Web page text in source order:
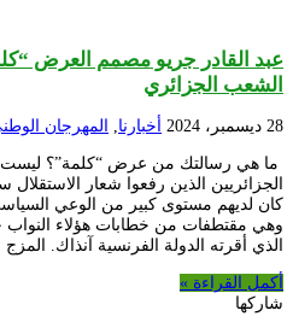
عبد القادر جريو مصمم العرض
الشعب الجزائري
28 ديسمبر، 2024 أخبارنا المهرجان
ما هي رسالتك من عرض “كلمة”؟ ليست
كان لديهم مستوى كبير من الوعي
وهي مقتطفات من خطابات هؤلاء النواب
الذي أقرته الدولة الفرنسية آنذاك. المزج
أكمل القراءة »
شاركها